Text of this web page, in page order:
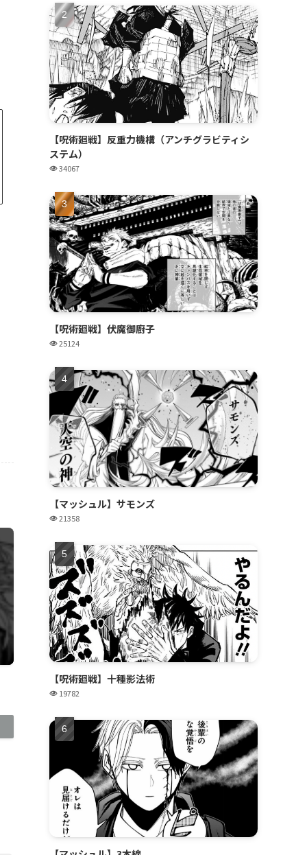
【呪術廻戦】反重力機構（アンチグラビティシ
ステム）
34067
【呪術廻戦】伏魔御廚子
25124
【マッシュル】サモンズ
21358
【呪術廻戦】十種影法術
19782